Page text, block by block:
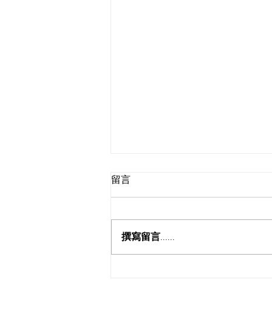
真實的敬拜
留言
撰寫留言......